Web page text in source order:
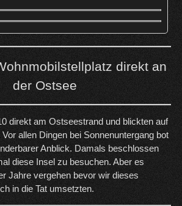
direkt an
der Ostsee
direkt am Ostseestrand und blickten auf
allen Dingen bei Sonnenuntergang bot
Anblick. Damals beschlossen
diese Insel zu besuchen. Aber es
Jahre vergehen bevor wir dieses
in die Tat umsetzten.